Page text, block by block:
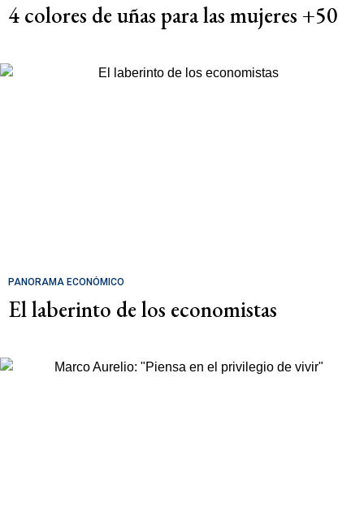
4 colores de uñas para las mujeres +50
PANORAMA ECONÓMICO
El laberinto de los economistas